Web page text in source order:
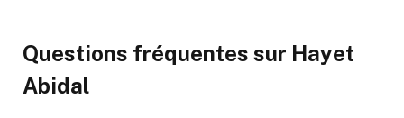
Questions fréquentes sur Hayet
Abidal